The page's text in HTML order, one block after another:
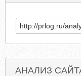
АНАЛИЗ